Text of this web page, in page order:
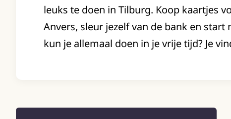
leuks te doen in Tilburg. Koop kaartjes
Anvers, sleur jezelf van de bank en
kun je allemaal doen in je vrije tijd? Je